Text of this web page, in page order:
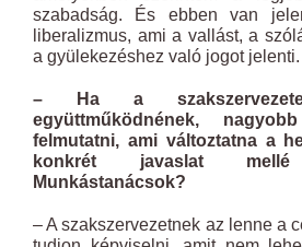
szabadság. És ebben van
liberalizmus, ami a vallást, a
a gyülekezéshez való jogot jelenti.
– Ha a
együttműködnének,
felmutatni, ami változtatna a
konkrét javaslat
Munkástanácsok?
– A szakszervezetnek az lenne a